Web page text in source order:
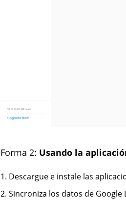
Forma 2: Usando la
1. Descargue e instale las
2. Sincroniza los datos de